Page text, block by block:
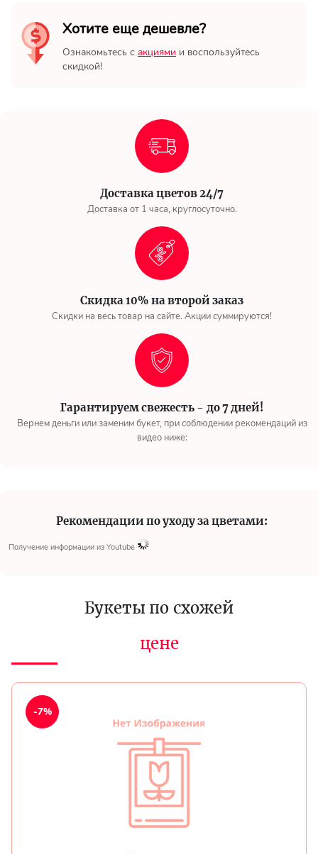
Хотите еще дешевле?
Ознакомьтесь с акциями и воспользуйтесь
скидкой!
Доставка цветов 24/7
Доставка от 1 часа, круглосуточно.
Скидка 10% на второй заказ
Скидки на весь товар на сайте. Акции суммируются!
Гарантируем свежесть - до 7 дней!
Вернем деньги или заменим букет, при соблюдении рекомендаций из
видео ниже:
Рекомендации по уходу за цветами:
Получение информации из Youtube
Букеты по схожей
цене
-7%